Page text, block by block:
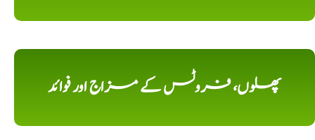
پھلوں، فروٹس کے مزاج اور فوائد